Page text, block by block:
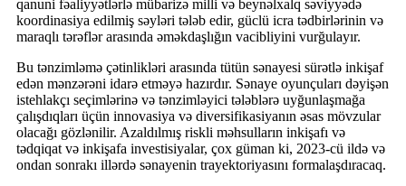
qanuni fəaliyyətlərlə mübarizə milli və beynəlxalq səviyyədə
koordinasiya edilmiş səyləri tələb edir, güclü icra tədbirlərinin və
maraqlı tərəflər arasında əməkdaşlığın vacibliyini vurğulayır.
Bu tənzimləmə çətinlikləri arasında tütün sənayesi sürətlə inkişaf
edən mənzərəni idarə etməyə hazırdır. Sənaye oyunçuları dəyişən
istehlakçı seçimlərinə və tənzimləyici tələblərə uyğunlaşmağa
çalışdıqları üçün innovasiya və diversifikasiyanın əsas mövzular
olacağı gözlənilir. Azaldılmış riskli məhsulların inkişafı və
tədqiqat və inkişafa investisiyalar, çox güman ki, 2023-cü ildə və
ondan sonrakı illərdə sənayenin trayektoriyasını formalaşdıracaq.